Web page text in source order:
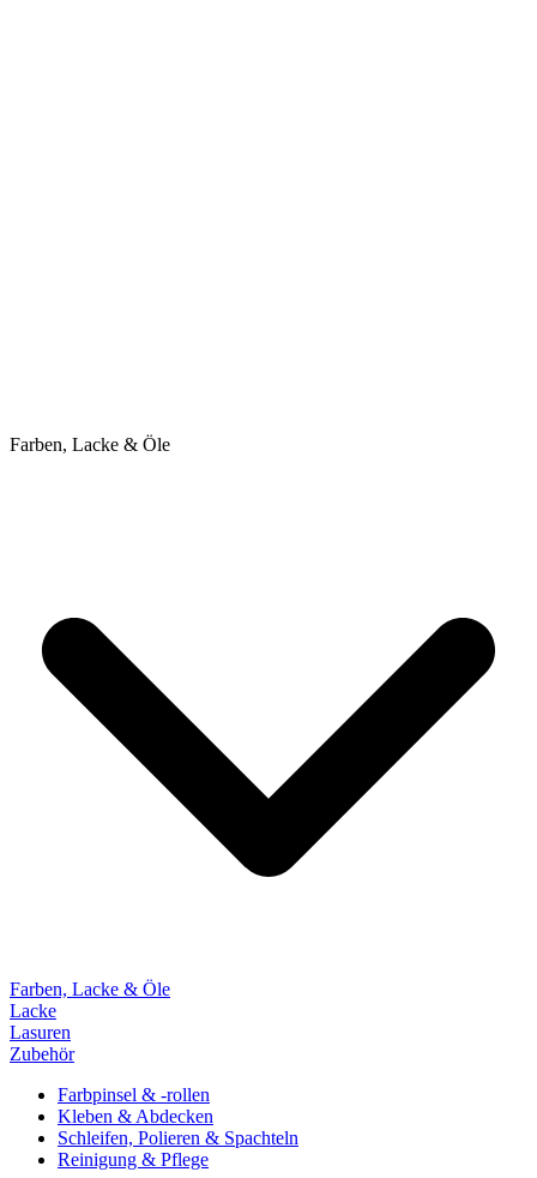
Farben, Lacke & Öle
Farben, Lacke & Öle
Lacke
Lasuren
Zubehör
Farbpinsel & -rollen
Kleben & Abdecken
Schleifen, Polieren & Spachteln
Reinigung & Pflege